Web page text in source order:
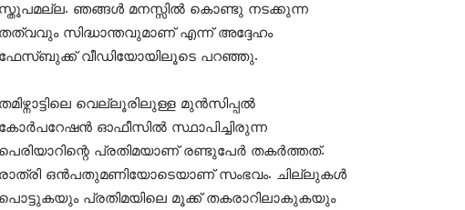
ഞങ്ങള്‍ മനസ്സില്‍ കൊണ്ടു നടക്കുന്ന
സിദ്ധാന്തവുമാണ് എന്ന് അദ്ദേഹം
വീഡിയോയിലൂടെ പറഞ്ഞു.
വെല്ലൂരിലുള്ള മുന്‍സിപ്പല്‍
ഓഫീസില്‍ സ്ഥാപിച്ചിരുന്ന
പ്രതിമയാണ് രണ്ടുപേര്‍ തകര്‍ത്തത്.
ഒന്‍പതുമണിയോടെയാണ് സംഭവം. ചില്ലുകള്‍
പ്രതിമയിലെ മൂക്ക് തകരാറിലാകുകയും